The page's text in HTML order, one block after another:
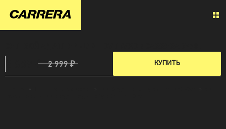
2 689 ₽ 2 999 ₽ КУПИТЬ